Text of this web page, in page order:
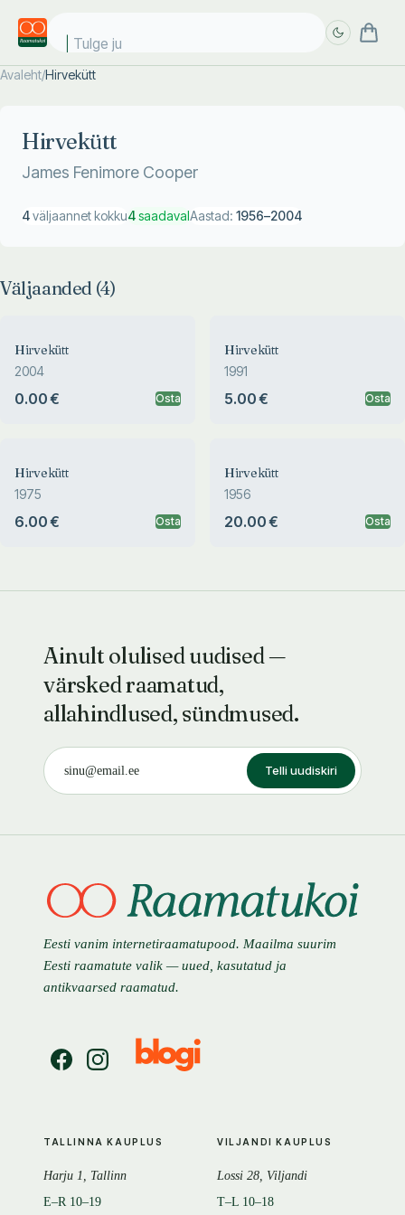
Tulge jub
Avaleht/Hirvekütt
Hirvekütt
James Fenimore Cooper
4väljaannet kokku4saadavalAastad: 1956–2004
Väljaanded (4)
Hirvekütt
2004
0.00 € Osta
Hirvekütt
1991
5.00 € Osta
Hirvekütt
1975
6.00 € Osta
Hirvekütt
1956
20.00 € Osta
Ainult olulised uudised —
värsked raamatud,
allahindlused, sündmused.
Telli uudiskiri
Eesti vanim internetiraamatupood. Maailma suurim
Eesti raamatute valik — uued, kasutatud ja
antikvaarsed raamatud.
TALLINNA KAUPLUS
Harju 1, Tallinn
E–R 10–19
VILJANDI KAUPLUS
Lossi 28, Viljandi
T–L 10–18